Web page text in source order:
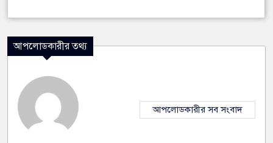
আপলোডকারীর তথ্য
আপলোডকারীর সব সংবাদ